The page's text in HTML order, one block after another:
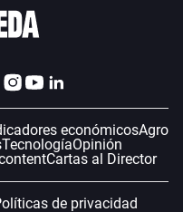
económicosAgro
TecnologíaOpinión
Cartas al Director
de privacidad